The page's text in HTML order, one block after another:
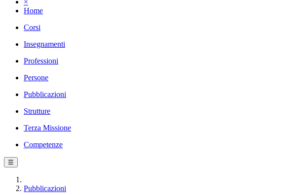
×
Home
Corsi
Insegnamenti
Professioni
Persone
Pubblicazioni
Strutture
Terza Missione
Competenze
☰
Pubblicazioni